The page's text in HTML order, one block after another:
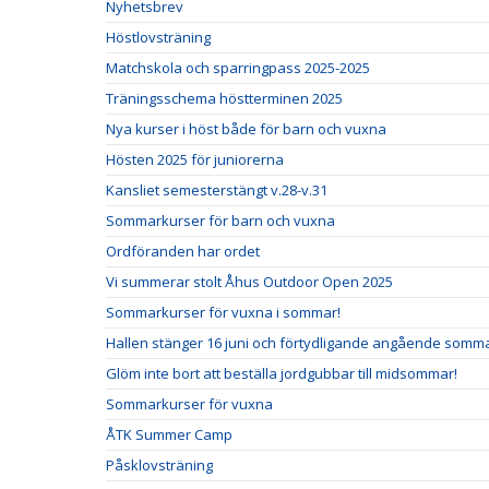
Nyhetsbrev
Höstlovsträning
Matchskola och sparringpass 2025-2025
Träningsschema höstterminen 2025
Nya kurser i höst både för barn och vuxna
Hösten 2025 för juniorerna
Kansliet semesterstängt v.28-v.31
Sommarkurser för barn och vuxna
Ordföranden har ordet
Vi summerar stolt Åhus Outdoor Open 2025
Sommarkurser för vuxna i sommar!
Hallen stänger 16 juni och förtydligande angående
Glöm inte bort att beställa jordgubbar till midsommar!
Sommarkurser för vuxna
ÅTK Summer Camp
Påsklovsträning